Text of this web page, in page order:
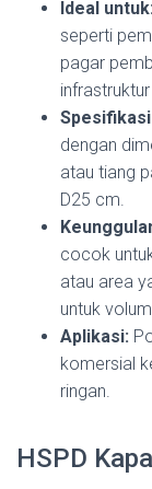
Ideal untuk:
seperti
pagar
Spesifikasi
dengan
atau tiang
D25 cm.
cocok
atau area
untuk
Aplikasi:
komersial
ringan.
HSPD